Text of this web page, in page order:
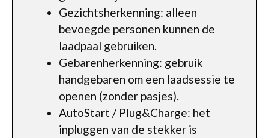
Gezichtsherkenning: alleen
bevoegde personen kunnen de
laadpaal gebruiken.
Gebarenherkenning: gebruik
handgebaren om een laadsessie te
openen (zonder pasjes).
AutoStart / Plug&Charge: het
inpluggen van de stekker is